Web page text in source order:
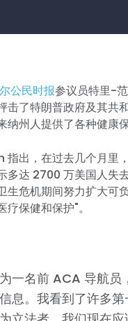
公民时报参议员特里-
击了特朗普政府及其共
纳州人提供了各种健康保
指出，在过去几个月里
多达 2700 万美国人失
生危机期间努力扩大可
疗保健和保护"。
一名前 ACA 导航员
息。我看到了许多第